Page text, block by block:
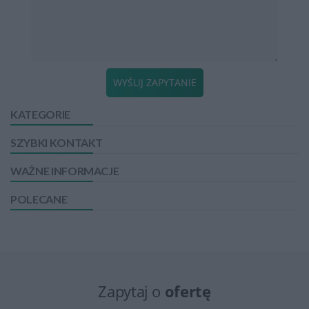
KATEGORIE
SZYBKI KONTAKT
WAŻNE INFORMACJE
POLECANE
WYŚLIJ ZAPYTANIE
Zapytaj o ofertę